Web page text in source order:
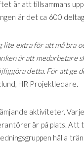
är att tillsammans
är det ca 600
extra för att må bra
är att medarbetare
detta. För att ge
HR Projektledare.
aktiviteter.
är på plats. Att
hålla